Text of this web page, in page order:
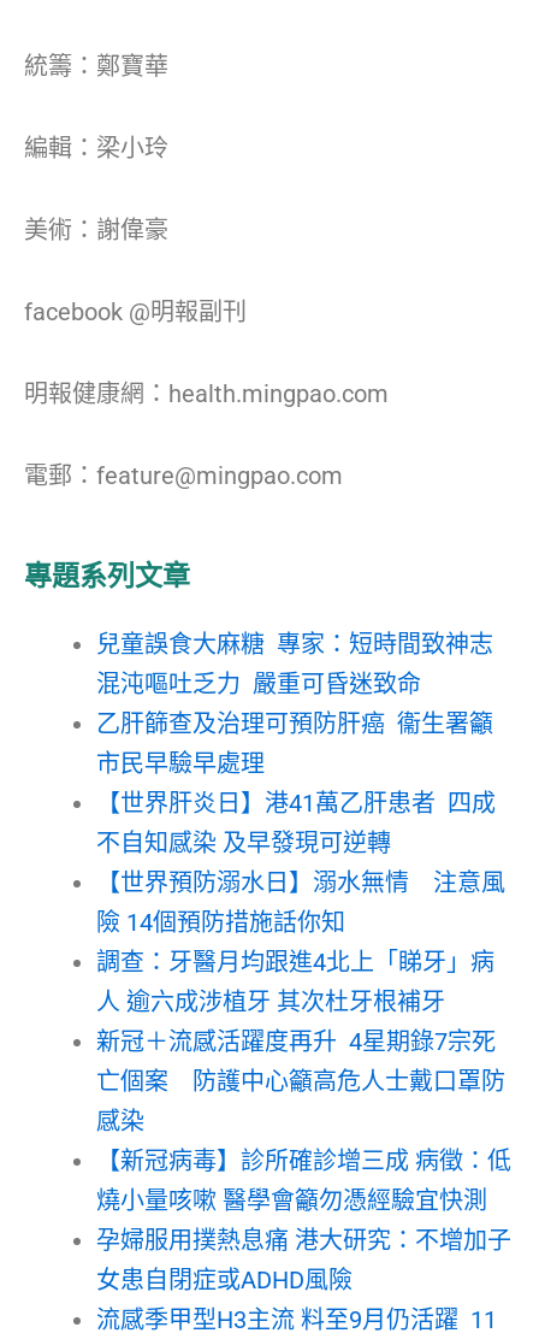
統籌：鄭寶華
編輯：梁小玲
美術：謝偉豪
facebook @明報副刊
明報健康網：health.mingpao.com
電郵：feature@mingpao.com
專題系列文章
兒童誤食大麻糖 專家：短時間致神志
混沌嘔吐乏力 嚴重可昏迷致命
乙肝篩查及治理可預防肝癌 衞生署籲
市民早驗早處理
【世界肝炎日】港41萬乙肝患者 四成
不自知感染 及早發現可逆轉
【世界預防溺水日】溺水無情 注意風
險 14個預防措施話你知
調查：牙醫月均跟進4北上「睇牙」病
人 逾六成涉植牙 其次杜牙根補牙
新冠＋流感活躍度再升 4星期錄7宗死
亡個案 防護中心籲高危人士戴口罩防
感染
【新冠病毒】診所確診增三成 病徵：低
燒小量咳嗽 醫學會籲勿憑經驗宜快測
孕婦服用撲熱息痛 港大研究：不增加子
女患自閉症或ADHD風險
流感季甲型H3主流 料至9月仍活躍 11